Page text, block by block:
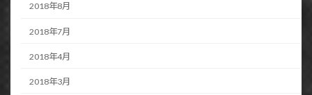
2018年8月
2018年7月
2018年4月
2018年3月